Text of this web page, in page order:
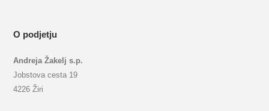
O podjetju
Andreja Žakelj s.p.
Jobstova cesta 19
4226 Žiri